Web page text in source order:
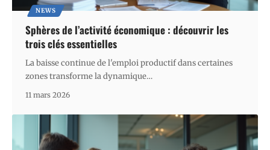
NEWS
Sphères de l’activité économique : découvrir les
trois clés essentielles
La baisse continue de l'emploi productif dans certaines
zones transforme la dynamique…
11 mars 2026